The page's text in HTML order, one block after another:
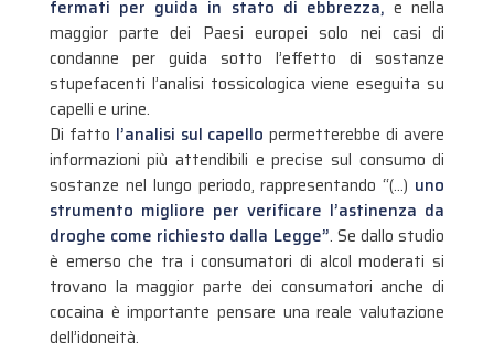
fermati per guida in stato di ebbrezza, e nella
maggior parte dei Paesi europei solo nei casi di
condanne per guida sotto l’effetto di sostanze
stupefacenti l’analisi tossicologica viene eseguita su
capelli e urine.
Di fatto l’analisi sul capello permetterebbe di avere
informazioni più attendibili e precise sul consumo di
sostanze nel lungo periodo, rappresentando “(…) uno
strumento migliore per verificare l’astinenza da
droghe come richiesto dalla Legge”. Se dallo studio
è emerso che tra i consumatori di alcol moderati si
trovano la maggior parte dei consumatori anche di
cocaina è importante pensare una reale valutazione
dell’idoneità.